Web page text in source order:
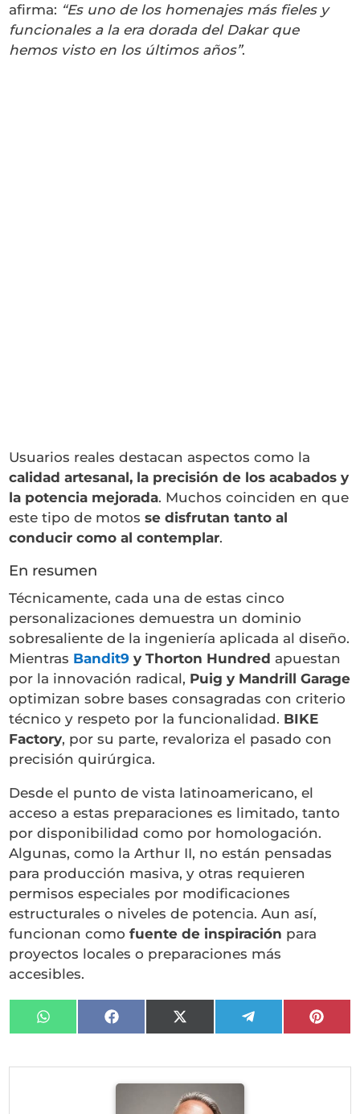
afirma: “Es uno de los homenajes más fieles y
funcionales a la era dorada del Dakar que
hemos visto en los últimos años”.
Usuarios reales destacan aspectos como la
calidad artesanal, la precisión de los acabados y
la potencia mejorada. Muchos coinciden en que
este tipo de motosse disfrutan tanto al
conducir como al contemplar.
En resumen
Técnicamente, cada una de estas cinco
personalizaciones demuestra un dominio
sobresaliente de la ingeniería aplicada al diseño.
Mientras Bandit9 y Thorton Hundred apuestan
por la innovación radical, Puig y Mandrill Garage
optimizan sobre bases consagradas con criterio
técnico y respeto por la funcionalidad. BIKE
Factory, por su parte, revaloriza el pasado con
precisión quirúrgica.
Desde el punto de vista latinoamericano, el
acceso a estas preparaciones es limitado, tanto
por disponibilidad como por homologación.
Algunas, como la Arthur II, no están pensadas
para producción masiva, y otras requieren
permisos especiales por modificaciones
estructurales o niveles de potencia. Aun así,
funcionan comofuente de inspiración para
proyectos locales o preparaciones más
accesibles.
Compartir
en
Compartir
en
Compartir
en
(Twitter)
Compartir
en
en